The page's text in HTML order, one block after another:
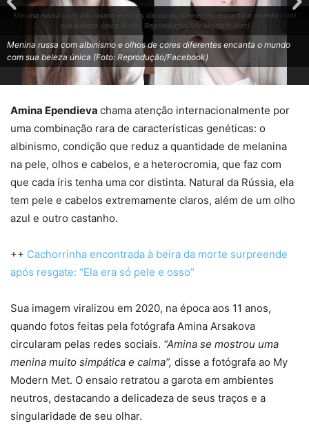
Menina russa com albinismo e olhos de cores diferentes encanta o mundo com
sua beleza única (Foto: Reprodução/My Modern Met)
Menina russa com albinismo e olhos de cores diferentes encanta o mundo
com sua beleza única (Foto: Reprodução/Facebook)
Amina Ependieva chama atenção internacionalmente por
uma combinação rara de características genéticas: o
albinismo, condição que reduz a quantidade de melanina
na pele, olhos e cabelos, e a heterocromia, que faz com
que cada íris tenha uma cor distinta. Natural da Rússia, ela
tem pele e cabelos extremamente claros, além de um olho
azul e outro castanho.
++ Cachorrinha encontrada à beira da morte surpreende
após resgate: “Ela era só pele e osso”
Sua imagem viralizou em 2020, na época aos 11 anos,
quando fotos feitas pela fotógrafa Amina Arsakova
circularam pelas redes sociais. “Amina se mostrou uma
menina muito simpática e calma”, disse a fotógrafa ao My
Modern Met. O ensaio retratou a garota em ambientes
neutros, destacando a delicadeza de seus traços e a
singularidade de seu olhar.